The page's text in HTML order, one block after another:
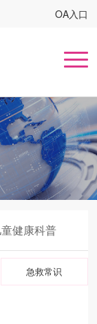
OA入口
童健康科普
急救常识